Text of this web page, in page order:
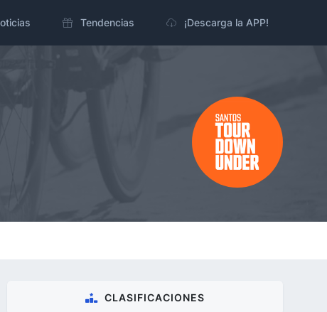
Tendencias ¡Descarga la APP!
CLASIFICACIONES